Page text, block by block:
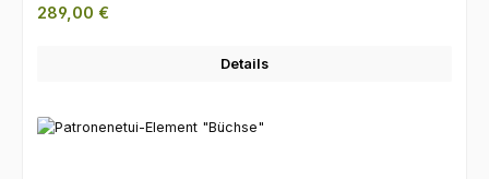
Regulärer Preis:
289,00 €
Details